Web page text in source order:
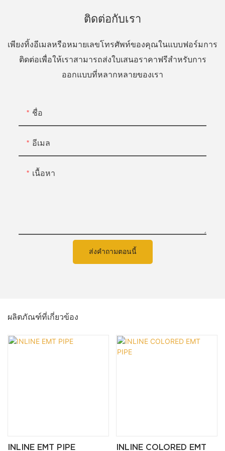
ติดต่อกับเรา
เพียงทิ้งอีเมลหรือหมายเลขโทรศัพท์ของคุณในแบบฟอร์มการ
ติดต่อเพื่อให้เราสามารถส่งใบเสนอราคาฟรีสำหรับการ
ออกแบบที่หลากหลายของเรา
ชื่อ
อีเมล
เนื้อหา
ส่งคำถามตอนนี้
ผลิตภัณฑ์ที่เกี่ยวข้อง
INLINE EMT PIPE INLINE COLORED EMT